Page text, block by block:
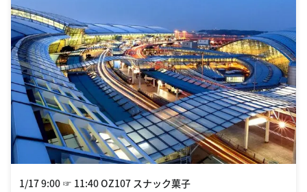
1/17 9:00 ☞ 11:40 OZ107 スナック菓子